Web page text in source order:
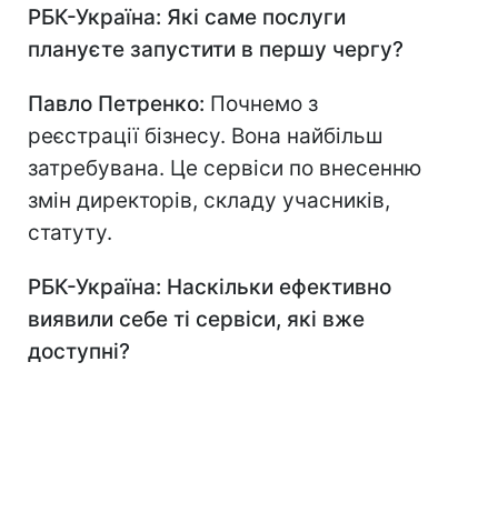
РБК-Україна: Які саме послуги
плануєте запустити в першу чергу?
Павло Петренко: Почнемо з
реєстрації бізнесу. Вона найбільш
затребувана. Це сервіси по внесенню
змін директорів, складу учасників,
статуту.
РБК-Україна: Наскільки ефективно
виявили себе ті сервіси, які вже
доступні?